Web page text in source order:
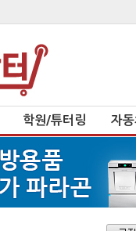
학원/튜터링 자